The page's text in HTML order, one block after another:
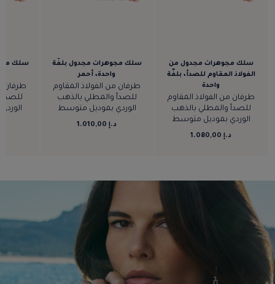
سلك مجوهرات مجدول من
الفولاذ المقاوم للصدأ، بلفّة
واحدة
طرفان من الفولاذ المقاوم
للصدأ والمطلي بالذهب
الوردي بموديل متوسط
د.إ 1.080,00
سلك مجوهرات مجدول بلفّة
واحدة، أحمر
طرفان من الفولاذ المقاوم
للصدأ والمطلي بالذهب
الوردي بموديل متوسط
د.إ 1.010,00
سلك
طرفان